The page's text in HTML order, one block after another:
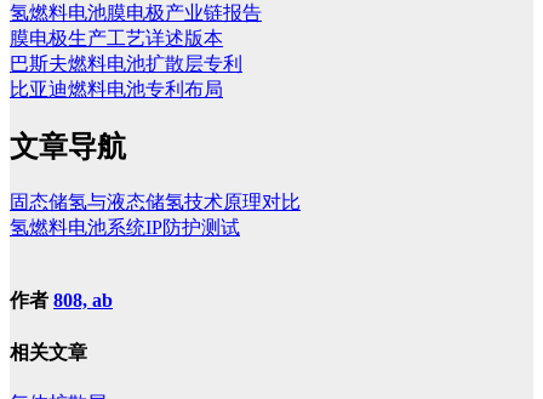
氢燃料电池膜电极产业链报告
膜电极生产工艺详述版本
巴斯夫燃料电池扩散层专利
比亚迪燃料电池专利布局
文章导航
固态储氢与液态储氢技术原理对比
氢燃料电池系统IP防护测试
作者 808, ab
相关文章